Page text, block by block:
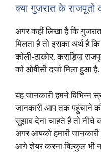
क्या गुजरात के राजपूतो
अगर कहीं लिखा है कि
मिलता है तो इसका अर्थ है कि
कोली-ठाकोर, कराड़िया
को ओबीसी दर्जा मिला हुआ है.
यह जानकारी हमने विभिन्न
जानकारी आप तक पहुंचाने
सुझाव देना चाहते हैं तो
अगर आपको हमारी
आगे शेयर करना बिल्कुल भी